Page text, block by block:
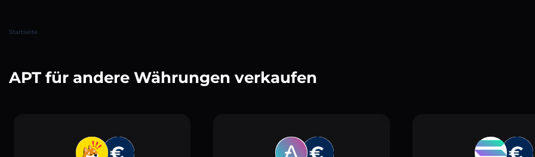
Startseite
APT für andere Währungen verkaufen